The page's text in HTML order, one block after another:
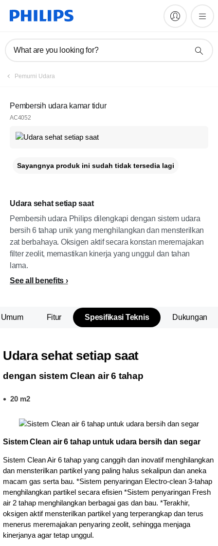
What are you looking for?
Pemurni Udara
Pembersih udara kamar tidur
AC4052
Udara sehat setiap saat
Pembersih udara Philips dilengkapi dengan sistem udara
bersih 6 tahap unik yang menghilangkan dan mensterilkan
zat berbahaya. Oksigen aktif secara konstan meremajakan
filter zeolit, memastikan kinerja yang unggul dan tahan
lama.
See all benefits
Sayangnya produk ini sudah tidak tersedia lagi
Fitur Spesifikasi Teknis Dukungan
Udara sehat setiap saat
dengan sistem Clean air 6 tahap
20 m2
Sistem Clean air 6 tahap untuk udara bersih dan segar
Sistem Clean Air 6 tahap yang canggih dan inovatif menghilangkan
dan mensterilkan partikel yang paling halus sekalipun dan aneka
macam gas serta bau. *Sistem penyaringan Electro-clean 3-tahap
menghilangkan partikel secara efisien *Sistem penyaringan Fresh
air 2 tahap menghilangkan berbagai gas dan bau. *Terakhir,
oksigen aktif mensterilkan partikel yang terperangkap dan terus
menerus meremajakan penyaring zeolit, sehingga menjaga
kinerjanya agar tetap unggul.